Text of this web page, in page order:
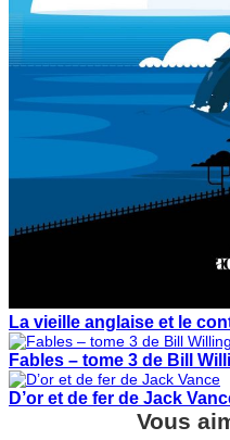
La vieille anglaise et le
Fables – tome 3 de Bill
D’or et de fer de Jack
Vous